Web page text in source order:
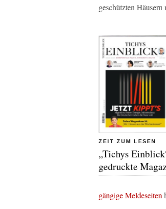
geschützten
ZEIT ZUM LESEN
„Tichys
gedruckte
gängige Meldeseiten